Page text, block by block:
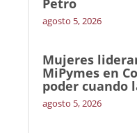
Petro
agosto 5, 2026
Mujeres
MiPymes en
poder cuando
agosto 5, 2026